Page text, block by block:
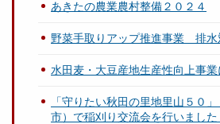
あきたの農業農村整備２０２４
野菜手取りアップ推進事業 排水
水田麦・大豆産地生産性向上事業
「守りたい秋田の里地里山５０
市）で稲刈り交流会を行いました